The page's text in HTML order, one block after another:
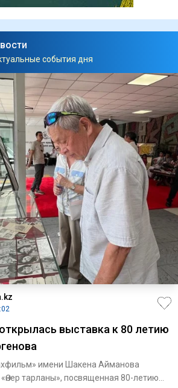
события дня
выставка к 80 летию
имени Шакена Айманова
тарланы», посвященная 80-летию